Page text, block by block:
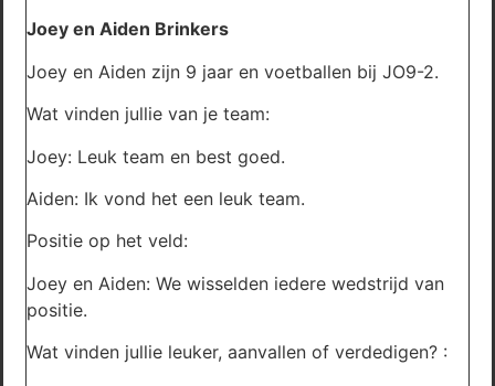
Joey en Aiden Brinkers
Joey en Aiden zijn 9 jaar en voetballen bij JO9-2.
Wat vinden jullie van je team:
Joey: Leuk team en best goed.
Aiden: Ik vond het een leuk team.
Positie op het veld:
Joey en Aiden: We wisselden iedere wedstrijd van
positie.
Wat vinden jullie leuker, aanvallen of verdedigen? :